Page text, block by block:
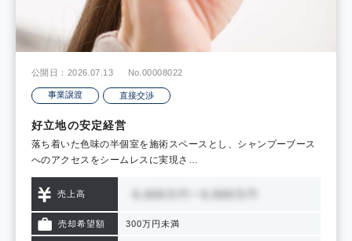
公開日：2026.07.13 No.00008022
事業譲渡 直接交渉
好立地の安定経営
落ち着いた色味の半個室を施術スペースとし、シャンプーブース
へのアクセスをシームレスに実現さ…
売上高
売却希望額 300万円未満